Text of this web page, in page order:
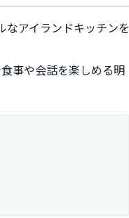
アイランドキッチンを
事や会話を楽しめる明